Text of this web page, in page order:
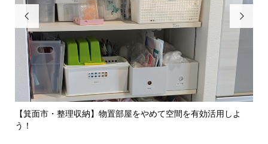

【箕面市・整理収納】物置部屋をやめて空間を有効活用しよ
う！
